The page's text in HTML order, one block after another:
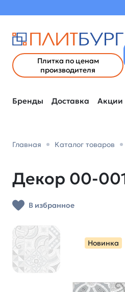
Плитка по ценам
производителя
Бренды Доставка Акции
Главная Каталог товаров
Декор 00-
В избранное
Новинка